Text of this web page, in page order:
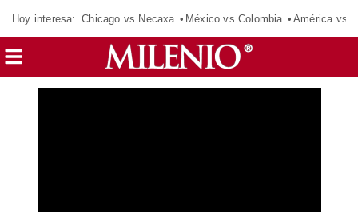
Hoy interesa: Chicago vs Necaxa México vs Colombia América vs